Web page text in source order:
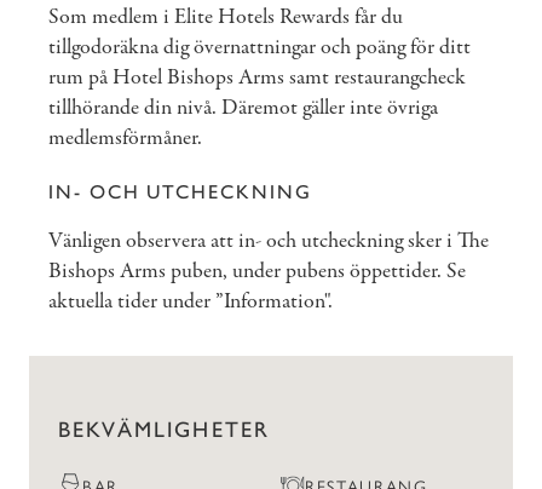
Som medlem i Elite Hotels Rewards får du
tillgodoräkna dig övernattningar och poäng för ditt
rum på Hotel Bishops Arms samt restaurangcheck
tillhörande din nivå. Däremot gäller inte övriga
medlemsförmåner.
IN- OCH UTCHECKNING
Vänligen observera att in- och utcheckning sker i The
Bishops Arms puben, under pubens öppettider. Se
aktuella tider under ”Information".
BEKVÄMLIGHETER